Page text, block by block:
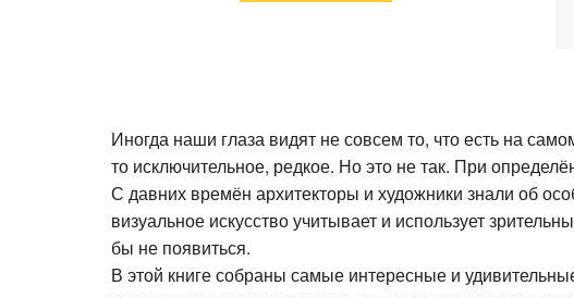
Иногда наши глаза видят не совсем то, что есть на
то исключительное, редкое. Но это не так. При
С давних времён архитекторы и художники знали об
визуальное искусство учитывает и использует
бы не появиться.
В этой книге собраны самые интересные и